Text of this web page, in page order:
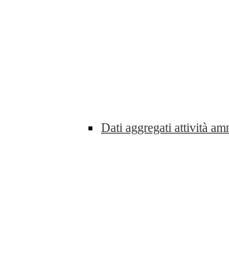
Dati aggregati attività